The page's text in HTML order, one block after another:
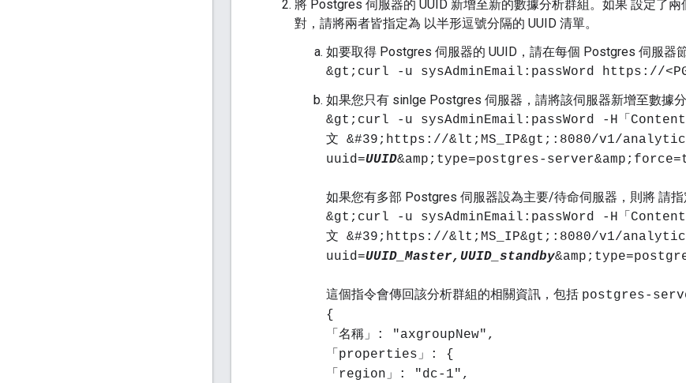
將 Postgres 伺服器的 UUID 新增至新的數據分析群組。如果 設定了
對，請將兩者皆指定為 以半形逗號分隔的 UUID 清單。
如要取得 Postgres 伺服器的 UUID，請在每個 Postgres 伺服器
&gt;curl -u sysAdminEmail:passWord https://
如果您只有 sinlge Postgres 伺服器，請將該伺服器新增至數據分
&gt;curl -u sysAdminEmail:passWord -H「
文 &#39;https://&lt;MS_IP&gt;:8080/v1/
uuid=UUID&amp;type=postgres-
如果您有多部 Postgres 伺服器設為主要/待命伺服器，則將 請指
&gt;curl -u sysAdminEmail:passWord -H「
文 &#39;https://&lt;MS_IP&gt;:8080/v1/
uuid=UUID_Master,UUID_standby
這個指令會傳回該分析群組的相關資訊，包括 postgres-
{
「名稱」: "axgroupNew",
「properties」: {
「region」: "dc-1",